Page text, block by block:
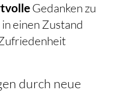
Gedanken zu
einen Zustand
durch neue